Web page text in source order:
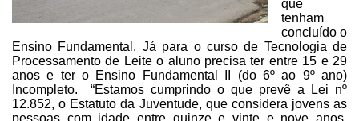
que
tenham
concluído o
Ensino Fundamental. Já para o curso de Tecnologia de
Processamento de Leite o aluno precisa ter entre 15 e29
anos e ter o Ensino Fundamental II (do 6º ao 9º ano)
Incompleto. “Estamos cumprindo o que prevê a Lei nº
12.852, o Estatuto da Juventude, que considera jovens as